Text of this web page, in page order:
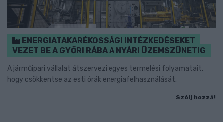
ENERGIATAKARÉKOSSÁGI INTÉZKEDÉSEKET
VEZET BE A GYŐRI RÁBA A NYÁRI ÜZEMSZÜNETIG
A járműipari vállalat átszervezi egyes termelési folyamatait,
hogy csökkentse az esti órák energiafelhasználását.
Szólj hozzá!